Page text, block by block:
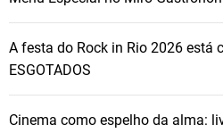
A festa do Rock in Rio 2026 está
ESGOTADOS
Cinema como espelho da alma: